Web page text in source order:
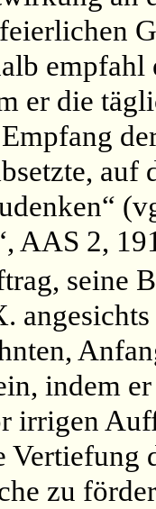
er die
AAS 2,
seine
indem
irrigen
zu